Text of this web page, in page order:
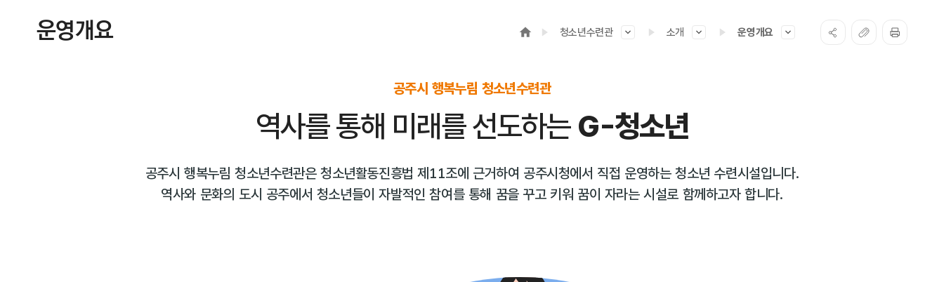
운영개요 청소년수련관 소개 운영개요
공주시 행복누림 청소년수련관
역사를 통해 미래를 선도하는 G-청소년
공주시 행복누림 청소년수련관은 청소년활동진흥법 제11조에 근거하여 공주시청에서 직접 운영하는 청소년 수련시설입니다.
역사와 문화의 도시 공주에서 청소년들이 자발적인 참여를 통해 꿈을 꾸고 키워 꿈이 자라는 시설로 함께하고자 합니다.